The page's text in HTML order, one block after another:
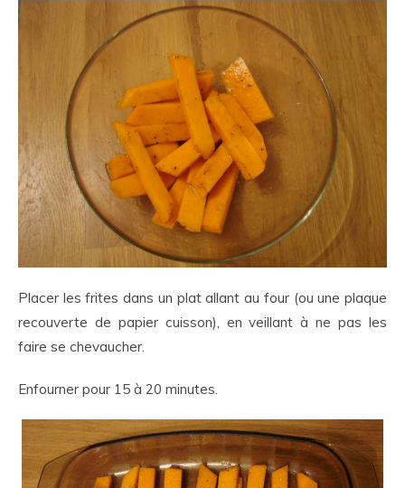
Placer les frites dans un plat allant au four (ou une plaque
recouverte de papier cuisson), en veillant à ne pas les
faire se chevaucher.
Enfourner pour 15 à 20 minutes.